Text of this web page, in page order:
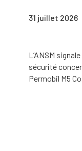
31 juillet 2026
L’ANSM
sécurité
Permobil M5